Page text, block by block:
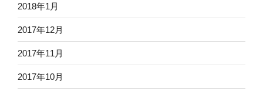
2018年1月
2017年12月
2017年11月
2017年10月